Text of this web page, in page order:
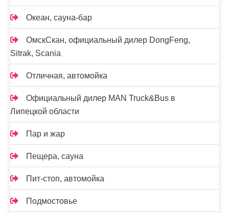
Океан, сауна-бар
ОмскСкан, официальный дилер DongFeng,
Sitrak, Scania
Отличная, автомойка
Официальный дилер MAN Truck&Bus в
Липецкой области
Пар и жар
Пещера, сауна
Пит-стоп, автомойка
Подмостовье